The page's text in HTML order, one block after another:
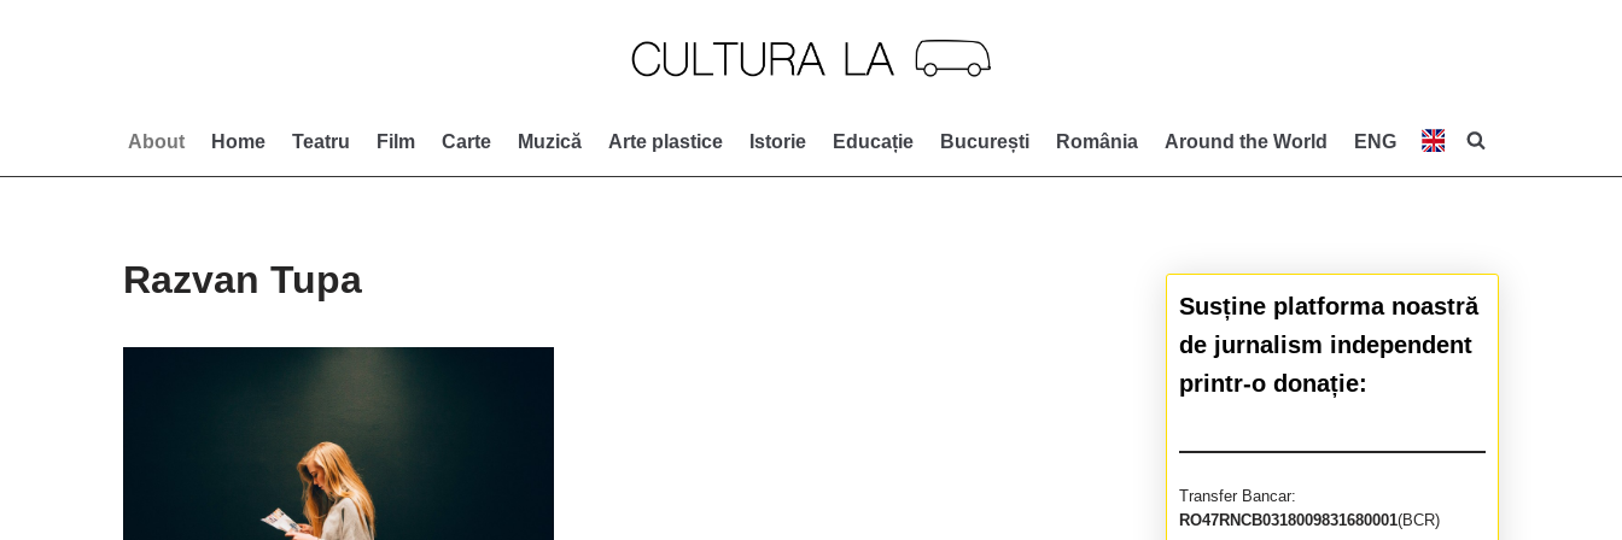
About Home Teatru Film Carte Muzică Arte plastice Istorie Educație București România Around the World ENG
Razvan Tupa
Susține platforma noastră
de jurnalism independent
printr-o donație:
Transfer Bancar:
RO47RNCB0318009831680001(BCR)